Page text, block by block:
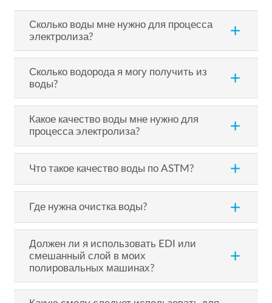
Сколько воды мне нужно для процесса
электролиза?
add
Сколько водорода я могу получить из
воды?
add
Какое качество воды мне нужно для
процесса электролиза?
add
Что такое качество воды по ASTM? add
Где нужна очистка воды? add
Должен ли я использовать EDI или
смешанный слой в моих
полировальных машинах?
add